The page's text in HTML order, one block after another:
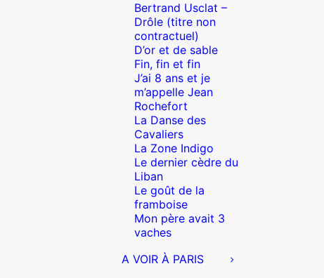
Bertrand Usclat –
Drôle (titre non
contractuel)
D’or et de sable
Fin, fin et fin
J’ai 8 ans et je
m’appelle Jean
Rochefort
La Danse des
Cavaliers
La Zone Indigo
Le dernier cèdre du
Liban
Le goût de la
framboise
Mon père avait 3
vaches
A VOIR À PARIS